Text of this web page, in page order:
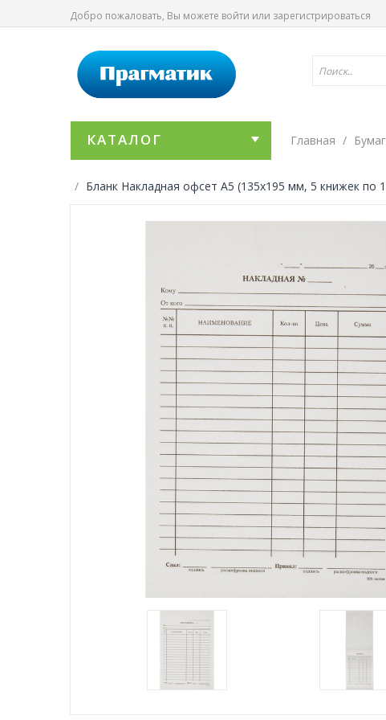
Добро пожаловать, Вы можете войти или зарегистрироваться
КАТАЛОГ Главная
Бланк Накладная офсет А5 (135x195 мм, 5 книжек по